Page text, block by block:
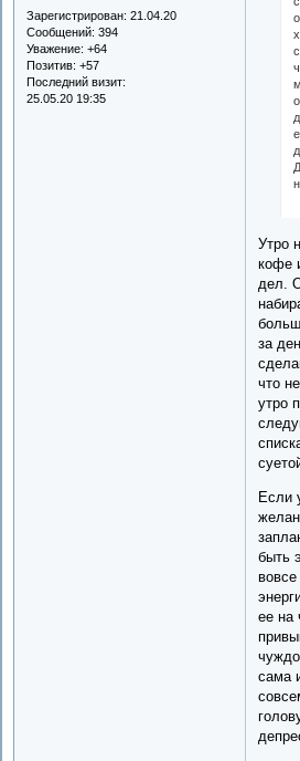
Зарегистрирован: 21.04.20
Сообщений: 394
Уважение: +64
Позитив: +57
Последний визит:
25.05.20 19:35
Утро
кофе
дел.
за
что
утро
Если
быть
вовсе
ее на
сама